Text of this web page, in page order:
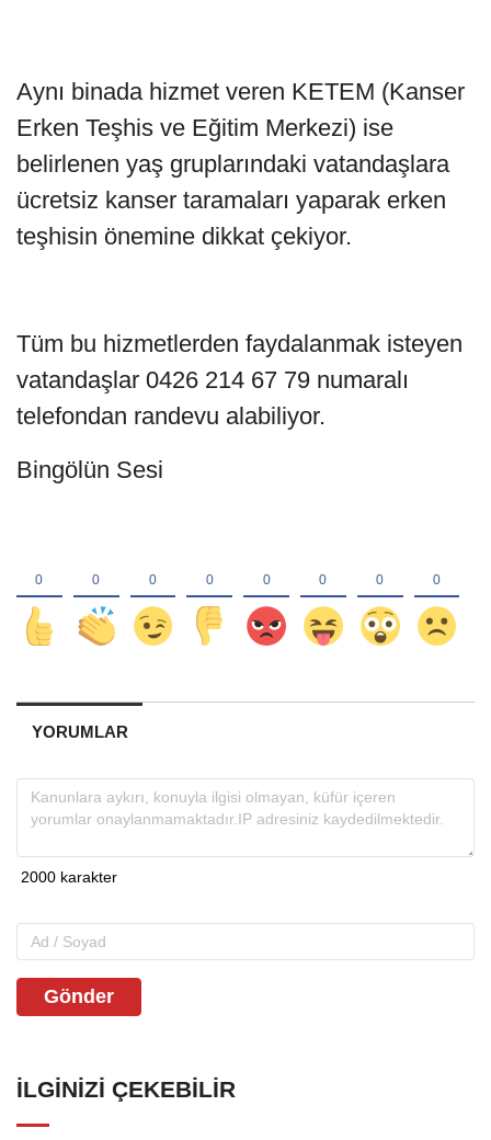
Aynı binada hizmet veren KETEM (Kanser
Erken Teşhis ve Eğitim Merkezi) ise
belirlenen yaş gruplarındaki vatandaşlara
ücretsiz kanser taramaları yaparak erken
teşhisin önemine dikkat çekiyor.
Tüm bu hizmetlerden faydalanmak isteyen
vatandaşlar 0426 214 67 79 numaralı
telefondan randevu alabiliyor.
Bingölün Sesi
YORUMLAR
Gönder
İLGINIZI ÇEKEBILIR